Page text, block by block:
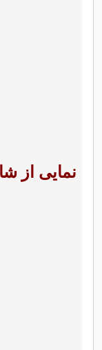
نمایی از